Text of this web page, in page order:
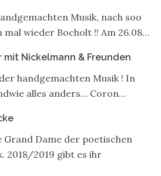
Musik, nach soo
mal wieder Bocholt !! Am 26.08…
mit Nickelmann & Freunden
handgemachten Musik ! In
alles anders… Coron…
Grand Dame der poetischen
2018/2019 gibt es ihr